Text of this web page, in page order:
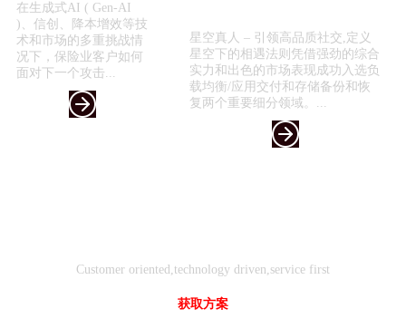
在生成式AI ( Gen-AI
)、信创、降本增效等技
术和市场的多重挑战情
况下，保险业客户如何
面对下一个攻击...
星空真人 – 引领高品质社交,定义
星空下的相遇法则凭借强劲的综合
实力和出色的市场表现成功入选负
载均衡/应用交付和存储备份和恢
复两个重要细分领域。...
Customer oriented,technology driven,service first
获取方案